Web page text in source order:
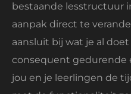
bestaande lesstructuur
aanpak direct te
aansluit bij wat je al
consequent gedurende
jou en je leerlingen de